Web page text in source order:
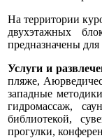
На территории
двухэтажных
предназначены
Услуги и
пляже,
западные
гидромассаж,
библиотекой,
прогулки,